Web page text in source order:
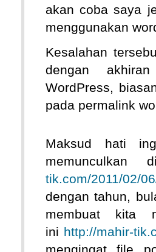
akan coba saya
menggunakan
Kesalahan
dengan
WordPress,
pada permalink
Maksud hati
memunculkan
tik.com/2011/02/
dengan tahun,
membuat kita
ini http://mahir-